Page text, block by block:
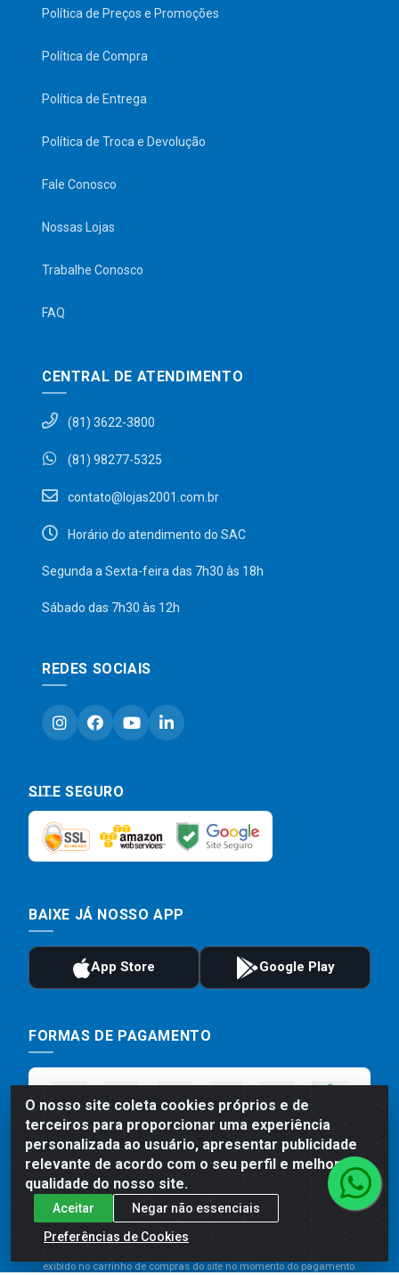
O nosso site coleta cookies próprios e de
terceiros para proporcionar uma experiência
personalizada ao usuário, apresentar publicidade
relevante de acordo com o seu perfil e melhorar a
qualidade do nosso site.
Aceitar
Negar não essenciais
Preferências de Cookies
Política de Preços e Promoções
Política de Compra
Política de Entrega
Política de Troca e Devolução
Fale Conosco
Nossas Lojas
Trabalhe Conosco
FAQ
CENTRAL DE ATENDIMENTO
(81) 3622-3800
(81) 98277-5325
contato@lojas2001.com.br
Horário do atendimento do SAC
Segunda a Sexta-feira das 7h30 às 18h
Sábado das 7h30 às 12h
REDES SOCIAIS
SITE SEGURO
BAIXE JÁ NOSSO APP
FORMAS DE PAGAMENTO
Preços, promoções, condições de pagamento e frete são válidos
para compras realizadas exclusivamente pelo site. Caso haja
exibido no carrinho de compras do site no momento do pagamento.